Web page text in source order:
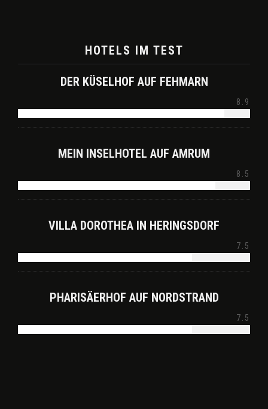
HOTELS IM TEST
DER KÜSELHOF AUF FEHMARN
8.9
MEIN INSELHOTEL AUF AMRUM
8.5
VILLA DOROTHEA IN HERINGSDORF
7.5
PHARISÄERHOF AUF NORDSTRAND
7.5